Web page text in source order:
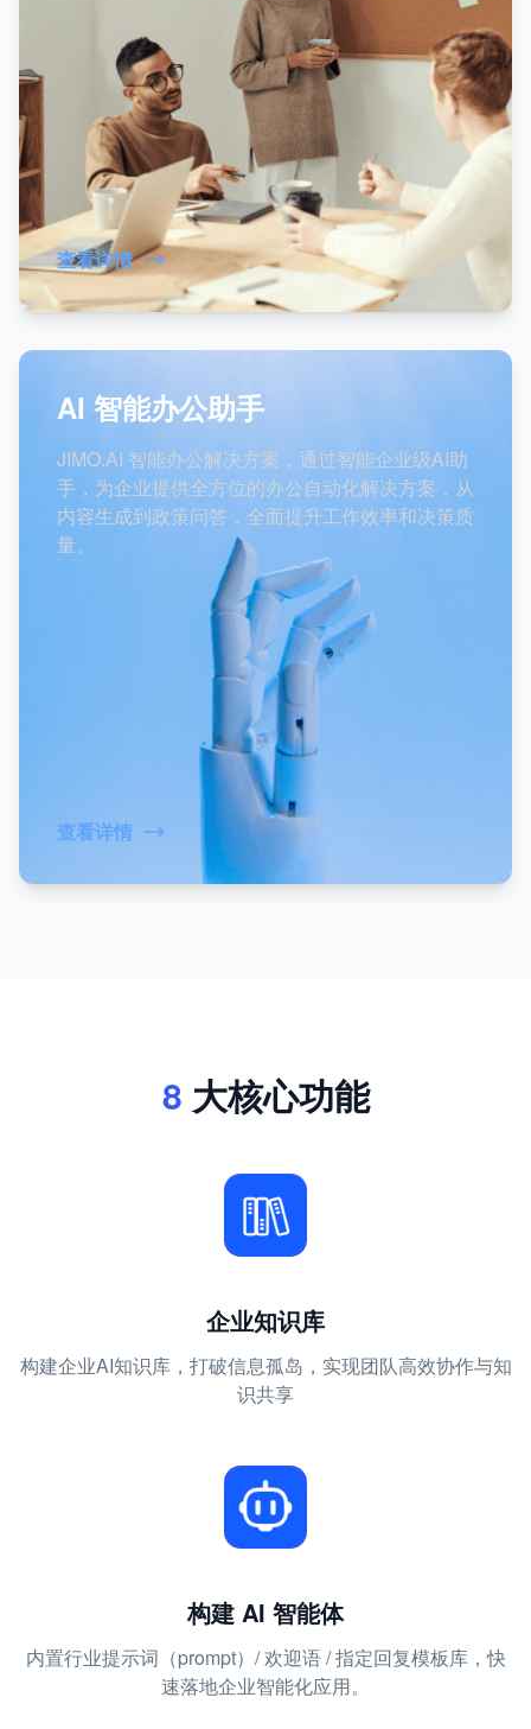
查看详情
AI 智能办公助手
JIMO.AI 智能办公解决方案，通过智能企业级AI助
手，为企业提供全方位的办公自动化解决方案，从
内容生成到政策问答，全面提升工作效率和决策质
量。
查看详情
8 大核心功能
企业知识库
构建企业AI知识库，打破信息孤岛，实现团队高效协作与知
识共享
构建 AI 智能体
内置行业提示词（prompt）/ 欢迎语 / 指定回复模板库，快
速落地企业智能化应用。